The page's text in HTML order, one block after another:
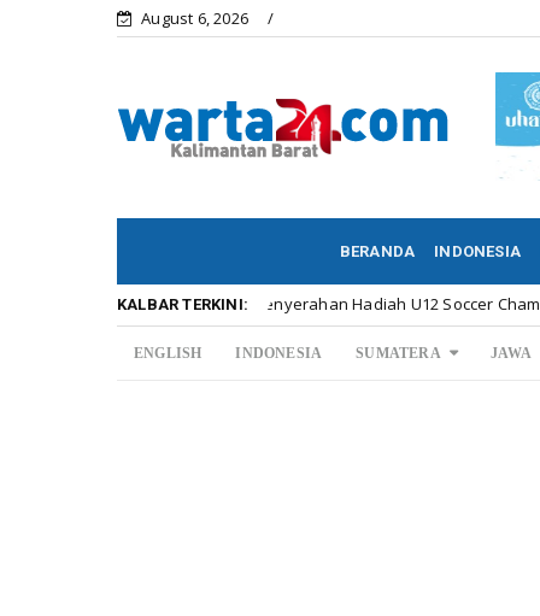
August 6, 2026
BERANDA INDONESIA
KALBAR TERKINI:
Meriahnya Penyerahan Hadiah U12 Soccer Championship ...
ENGLISH INDONESIA SUMATERA JAWA